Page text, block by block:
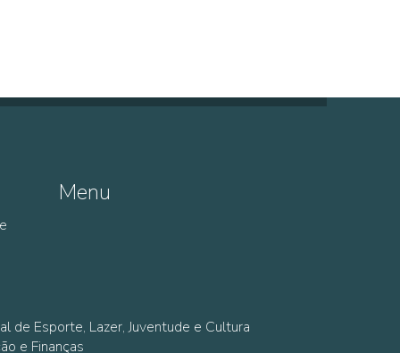
Menu
de Esporte, Lazer, Juventude e Cultura
e Finanças